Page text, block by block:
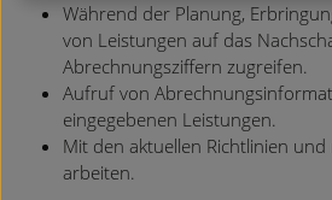
Während der Planung,
von Leistungen auf das
Abrechnungsziffern zugreifen.
Aufruf von
eingegebenen Leistungen.
Mit den aktuellen Richtlinien
arbeiten.